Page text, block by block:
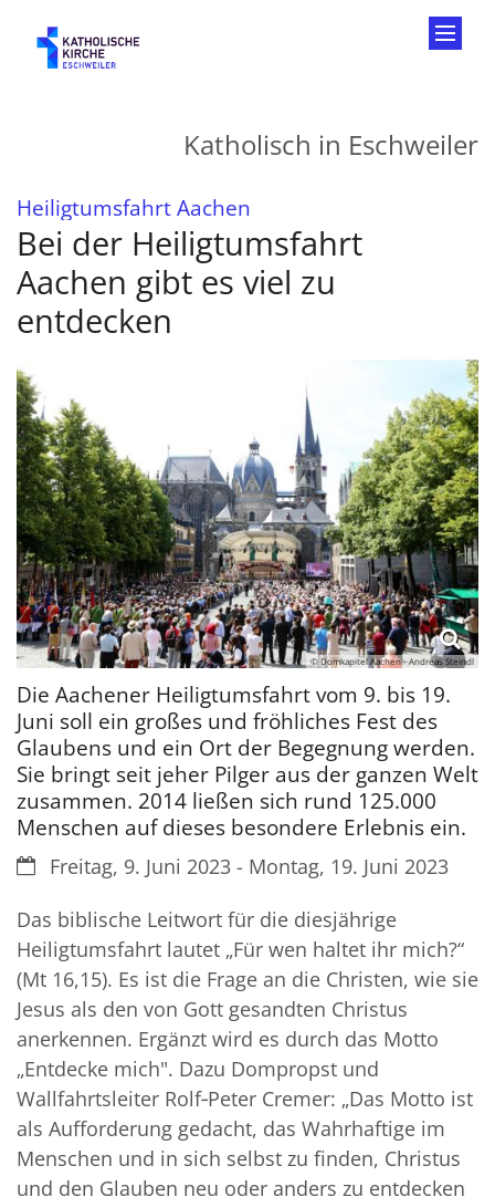
Katholisch in Eschweiler
Heiligtumsfahrt Aachen
Bei der Heiligtumsfahrt
Aachen gibt es viel zu
entdecken
© Domkapitel Aachen - Andreas Steindl
Die Aachener Heiligtumsfahrt vom 9. bis 19.
Juni soll ein großes und fröhliches Fest des
Glaubens und ein Ort der Begegnung werden.
Sie bringt seit jeher Pilger aus der ganzen Welt
zusammen. 2014 ließen sich rund 125.000
Menschen auf dieses besondere Erlebnis ein.
Datum:Freitag, 9. Juni 2023 - Montag, 19. Juni 2023
Das biblische Leitwort für die diesjährige
Heiligtumsfahrt lautet „Für wen haltet ihr mich?“
(Mt 16,15). Es ist die Frage an die Christen, wie sie
Jesus als den von Gott gesandten Christus
anerkennen. Ergänzt wird es durch das Motto
„Entdecke mich". Dazu Dompropst und
Wallfahrtsleiter Rolf‐Peter Cremer: „Das Motto ist
als Aufforderung gedacht, das Wahrhaftige im
Menschen und in sich selbst zu finden, Christus
und den Glauben neu oder anders zu entdecken